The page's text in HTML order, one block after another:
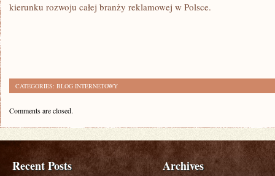
kierunku rozwoju całej branży reklamowej w Polsce.
CATEGORIES: BLOG INTERNETOWY
Comments are closed.
Recent Posts Archives